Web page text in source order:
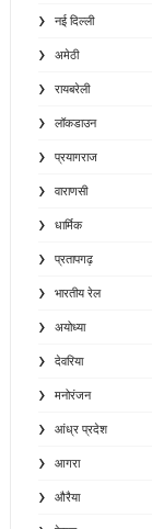
नई दिल्ली
अमेठी
रायबरेली
लॉकडाउन
प्रयागराज
वाराणसी
धार्मिक
प्रतापगढ़
भारतीय रेल
अयोध्या
देवरिया
मनोरंजन
आंध्र प्रदेश
आगरा
औरैया